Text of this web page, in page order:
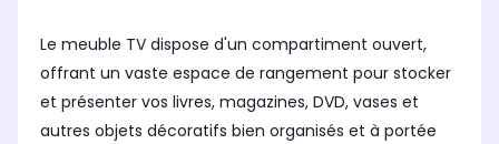
Le meuble TV dispose d'un compartiment ouvert,
offrant un vaste espace de rangement pour stocker
et présenter vos livres, magazines, DVD, vases et
autres objets décoratifs bien organisés et à portée